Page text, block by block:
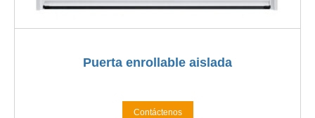
Puerta enrollable aislada
Contáctenos